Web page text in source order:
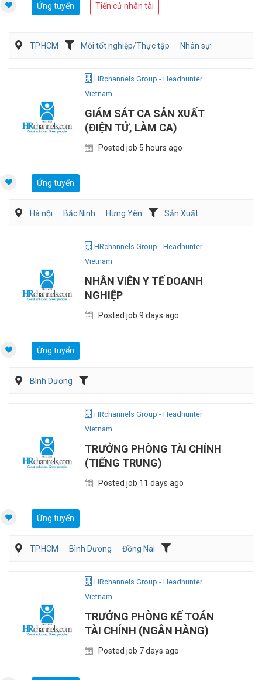
Ứng tuyển Tiến cử nhân tài
TP.HCM Mới tốt nghiệp/Thực tập Nhân sự
HRchannels Group - Headhunter
Vietnam
GIÁM SÁT CA SẢN XUẤT
(ĐIỆN TỬ, LÀM CA)
Posted job 5 hours ago
Ứng tuyển
Hà nội Bắc Ninh Hưng Yên
Sản Xuất
HRchannels Group - Headhunter
Vietnam
NHÂN VIÊN Y TẾ DOANH
NGHIỆP
Posted job 9 days ago
Ứng tuyển
Bình Dương
HRchannels Group - Headhunter
Vietnam
TRƯỞNG PHÒNG TÀI CHÍNH
(TIẾNG TRUNG)
Posted job 11 days ago
Ứng tuyển
TP.HCM Bình Dương
Đồng Nai
HRchannels Group - Headhunter
Vietnam
TRƯỞNG PHÒNG KẾ TOÁN
TÀI CHÍNH (NGÂN HÀNG)
Posted job 7 days ago